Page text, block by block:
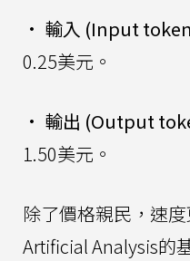
• 輸入 (Input
0.25美元。
• 輸出 (Output
1.50美元。
除了價格親民，速
Artificial Analysis的